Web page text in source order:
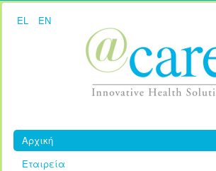
EL EN
Αρχική
Εταιρεία